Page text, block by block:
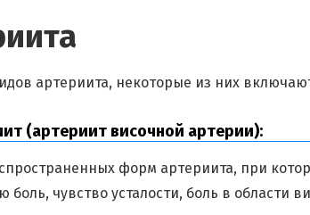
артериита, некоторые из них
(артериит височной артерии):
форм артериита, при
боль, чувство усталости, боль в области